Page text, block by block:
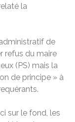
la
de
refus du maire
(PS) mais la
de principe » à
sur le fond, les